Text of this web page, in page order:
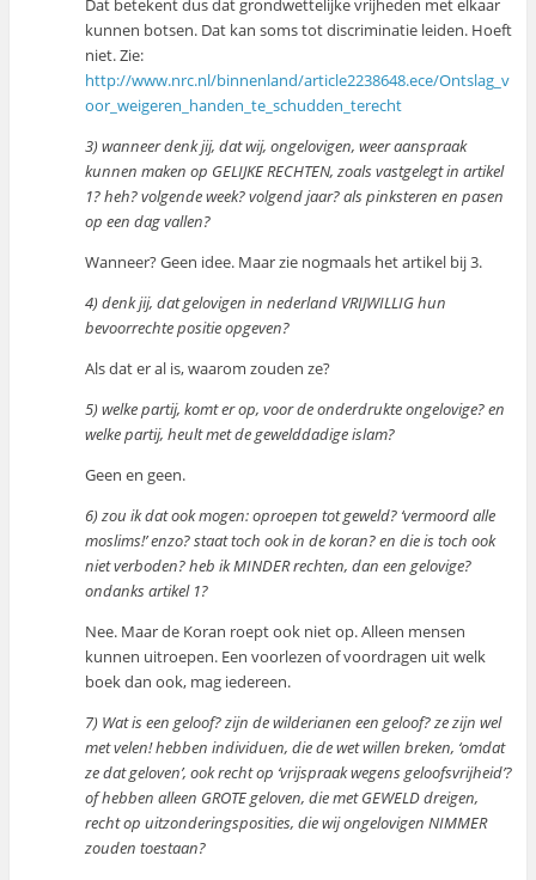
Dat betekent dus dat grondwettelijke vrijheden met elkaar
kunnen botsen. Dat kan soms tot discriminatie leiden. Hoeft
niet. Zie:
http://www.nrc.nl/binnenland/article2238648.ece/Ontslag_v
oor_weigeren_handen_te_schudden_terecht
3) wanneer denk jij, dat wij, ongelovigen, weer aanspraak
kunnen maken op GELIJKE RECHTEN, zoals vastgelegt in artikel
1? heh? volgende week? volgend jaar? als pinksteren en pasen
op een dag vallen?
Wanneer? Geen idee. Maar zie nogmaals het artikel bij 3.
4) denk jij, dat gelovigen in nederland VRIJWILLIG hun
bevoorrechte positie opgeven?
Als dat er al is, waarom zouden ze?
5) welke partij, komt er op, voor de onderdrukte ongelovige? en
welke partij, heult met de gewelddadige islam?
Geen en geen.
6) zou ik dat ook mogen: oproepen tot geweld? ‘vermoord alle
moslims!’ enzo? staat toch ook in de koran? en die is toch ook
niet verboden? heb ik MINDER rechten, dan een gelovige?
ondanks artikel 1?
Nee. Maar de Koran roept ook niet op. Alleen mensen
kunnen uitroepen. Een voorlezen of voordragen uit welk
boek dan ook, mag iedereen.
7) Wat is een geloof? zijn de wilderianen een geloof? ze zijn wel
met velen! hebben individuen, die de wet willen breken, ‘omdat
ze dat geloven’, ook recht op ‘vrijspraak wegens geloofsvrijheid’?
of hebben alleen GROTE geloven, die met GEWELD dreigen,
recht op uitzonderingsposities, die wij ongelovigen NIMMER
zouden toestaan?